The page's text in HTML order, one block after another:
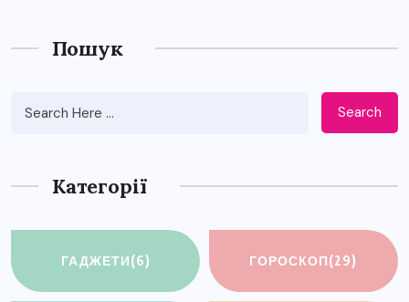
Пошук
Search
Категорії
ГАДЖЕТИ(6) ГОРОСКОП(29)